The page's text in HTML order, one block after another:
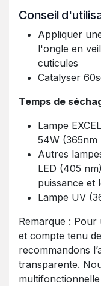
Conseil
Appliquer
l'ongle en
cuticules
Catalyser
Temps de
Lampe
54W (365nm
Autres
LED (405
puissance et
Lampe UV
Remarque :
et compte tenu
recommandons
transparente.